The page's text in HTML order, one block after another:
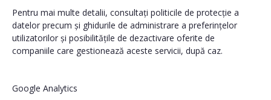
Pentru mai multe detalii, consultați politicile de protecție a
datelor precum și ghidurile de administrare a preferințelor
utilizatorilor și posibilitățile de dezactivare oferite de
companiile care gestionează aceste servicii, după caz.
Google Analytics